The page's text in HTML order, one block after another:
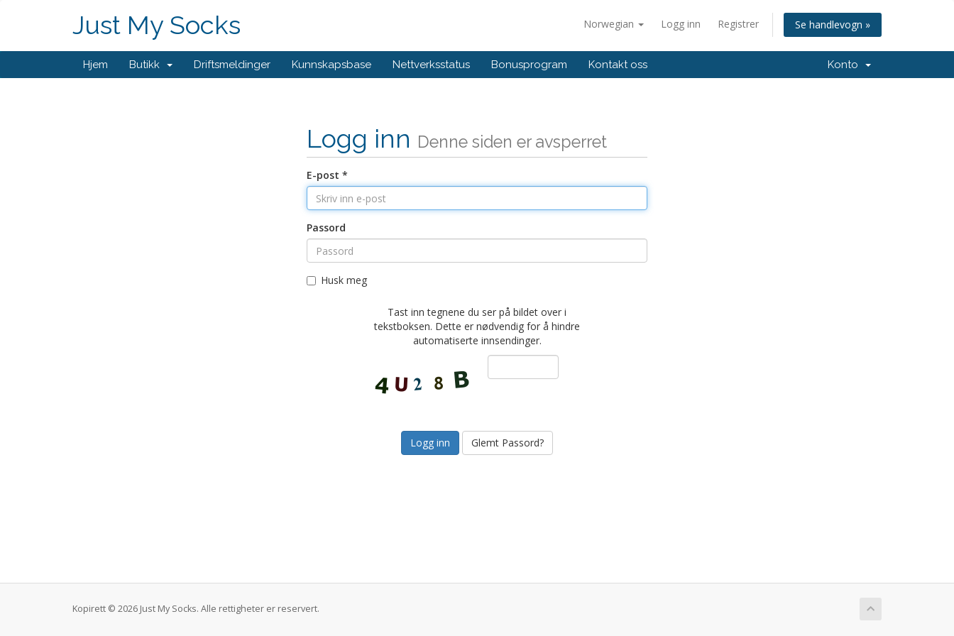
Norwegian Logg inn Registrer Se handlevogn »
Just My Socks
Hjem Butikk Driftsmeldinger Kunnskapsbase Nettverksstatus Bonusprogram Kontakt oss Konto
Logg inn Denne siden er avsperret
E-post *
Passord
Husk meg
Tast inn tegnene du ser på bildet over i
tekstboksen. Dette er nødvendig for å hindre
automatiserte innsendinger.
Glemt Passord?
Kopirett © 2026 Just My Socks. Alle rettigheter er reservert.